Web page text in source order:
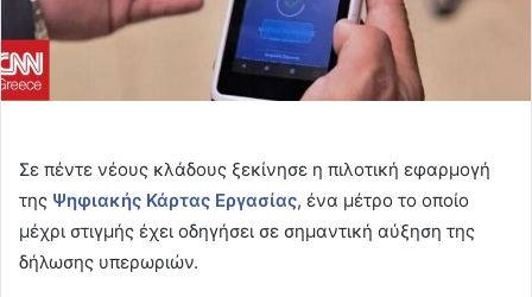
Σε πέντε νέους κλάδους ξεκίνησε η πιλοτική εφαρμογή
της Ψηφιακής Κάρτας Εργασίας, ένα μέτρο το οποίο
μέχρι στιγμής έχει οδηγήσει σε σημαντική αύξηση της
δήλωσης υπερωριών.